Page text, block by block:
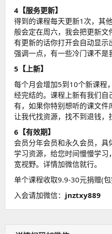
4【服务更新】
得到的课程每天更新1次，其
般会定在周六，我会把更新文
有更新的话你打开会自动显
强调一点，有一些冷门课不是
5【上新】
每个月会增加5到10个新课程
经完结的。课程上新有我们
有，如果你特别想听的课文
让我代找资源，找不到退钱
6【有效期】
会员分年会员和永久会员，具
学习资源，给您时间慢慢学
宽视野。详情加微信就行。
单个课程收取9.9-30元捐赠(包
入会请加微信： jnztxy889